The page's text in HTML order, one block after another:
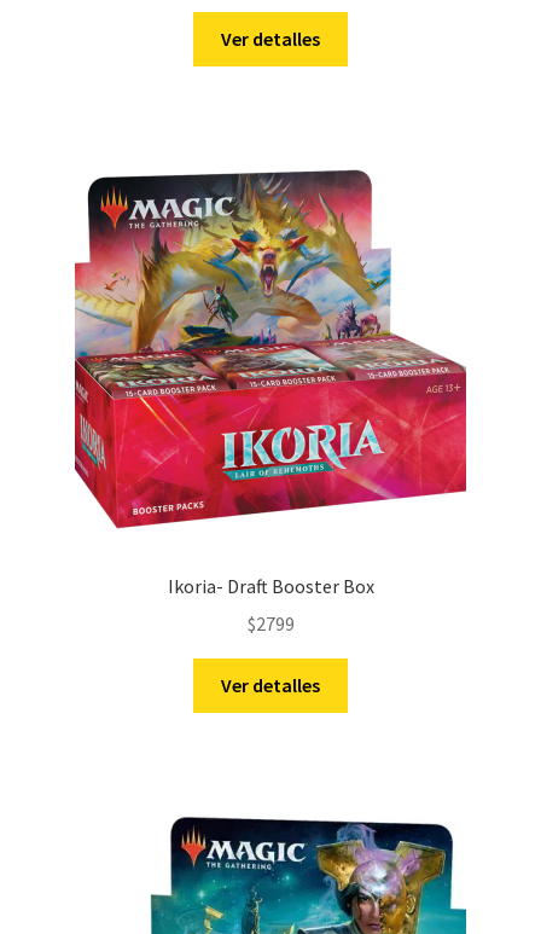
Ver detalles
Ikoria- Draft Booster Box
$2799
Ver detalles